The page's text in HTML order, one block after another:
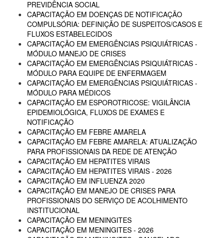
PREVIDÊNCIA SOCIAL
CAPACITAÇÃO EM DOENÇAS DE NOTIFICAÇÃO
COMPULSÓRIA: DEFINIÇÃO DE SUSPEITOS/CASOS E
FLUXOS ESTABELECIDOS
CAPACITAÇÃO EM EMERGÊNCIAS PSIQUIÁTRICAS -
MÓDULO MANEJO DE CRISES
CAPACITAÇÃO EM EMERGÊNCIAS PSIQUIÁTRICAS -
MÓDULO PARA EQUIPE DE ENFERMAGEM
CAPACITAÇÃO EM EMERGÊNCIAS PSIQUIÁTRICAS -
MÓDULO PARA MÉDICOS
CAPACITAÇÃO EM ESPOROTRICOSE: VIGILÂNCIA
EPIDEMIOLÓGICA, FLUXOS DE EXAMES E
NOTIFICAÇÃO
CAPACITAÇÃO EM FEBRE AMARELA
CAPACITAÇÃO EM FEBRE AMARELA: ATUALIZAÇÃO
PARA PROFISSIONAIS DA REDE DE ATENÇÃO
CAPACITAÇÃO EM HEPATITES VIRAIS
CAPACITAÇÃO EM HEPATITES VIRAIS - 2026
CAPACITAÇÃO EM INFLUENZA 2020
CAPACITAÇÃO EM MANEJO DE CRISES PARA
PROFISSIONAIS DO SERVIÇO DE ACOLHIMENTO
INSTITUCIONAL
CAPACITAÇÃO EM MENINGITES
CAPACITAÇÃO EM MENINGITES - 2026